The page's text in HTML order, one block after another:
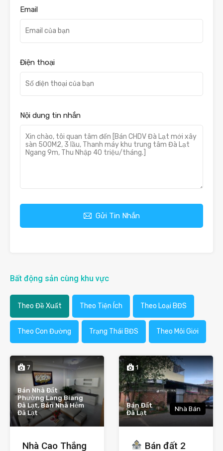
Email
Điện thoại
Nội dung tin nhắn
Gửi Tin Nhắn
Bất động sản cùng khu vực
Theo Đề Xuất Theo Tiện Ích Theo Loại BĐS
Theo Con Đường Trạng Thái BĐS Theo Môi Giới
7
Bán Nhà Đất
Phường Lang Biang
Đà Lạt, Bán Nhà Hẻm
Đà Lạt
Nhà Cao Thắng
1
Bán Đất
Đà Lạt
Nhà Bán
Bán đất 2